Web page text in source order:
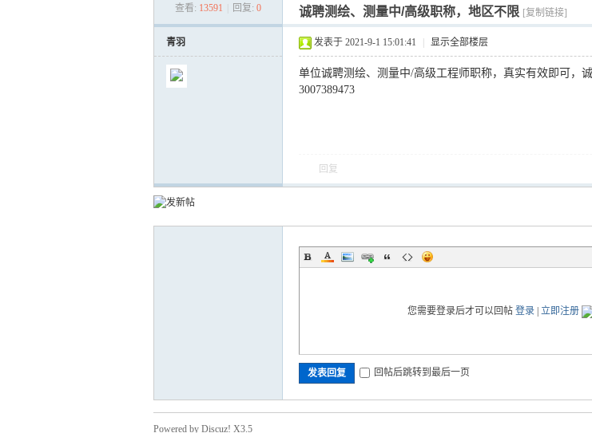
索
› › ›
查看: 13591 回复: 0 诚聘测绘、测量中/高级职称，地区不限 [复制链接]
青羽 发表于 2021-9-1 15:01:41 显示全部楼层
单位诚聘测绘、测量中/高级工程师职称，真实有效即可，诚
3007389473
回复
您需要登录后才可以回帖 登录| 立即注册
发表回复 回帖后跳转到最后一页
Powered by Discuz! X3.5